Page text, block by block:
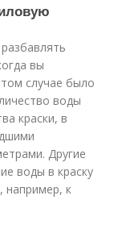
вы
случае было
воды
краски, в
Другие
воды в краску
например, к